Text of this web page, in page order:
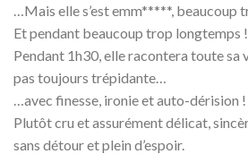
…Mais elle s’est emm*****, beaucoup
Et pendant beaucoup trop longtemps !
Pendant 1h30, elle racontera toute sa
pas toujours trépidante…
…avec finesse, ironie et auto-dérision !
Plutôt cru et assurément délicat,
sans détour et plein d’espoir.